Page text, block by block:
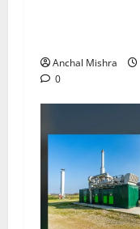
Anchal Mishra
0